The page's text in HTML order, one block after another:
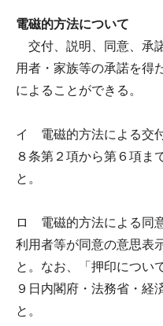
電磁的方法について
交付、説明、同意、承
用者・家族等の承諾を得
によることができる。
イ 電磁的方法による交
８条第２項から第６項ま
と。
ロ 電磁的方法による同
利用者等が同意の意思表
と。なお、「押印につい
９日内閣府・法務省・経
と。